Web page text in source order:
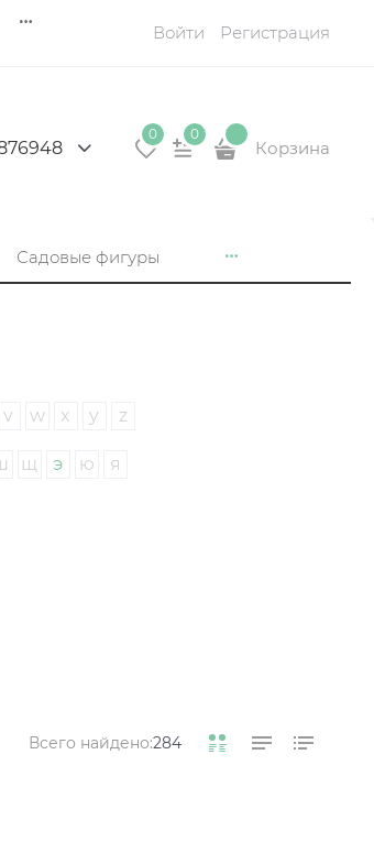
Войти Регистрация
0 0
Корзина
Садовые фигуры
v w x y z
щ э ю я
Всего найдено:284